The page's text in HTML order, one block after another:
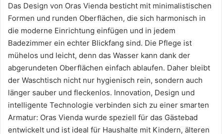
Das Design von Oras Vienda besticht mit minimalistischen
Formen und runden Oberflächen, die sich harmonisch in
die moderne Einrichtung einfügen und in jedem
Badezimmer ein echter Blickfang sind. Die Pflege ist
mühelos und leicht, denn das Wasser kann dank der
abgerundeten Oberflächen einfach ablaufen. Daher bleibt
der Waschtisch nicht nur hygienisch rein, sondern auch
länger sauber und fleckenlos. Innovation, Design und
intelligente Technologie verbinden sich zu einer smarten
Armatur: Oras Vienda wurde speziell für das Gästebad
entwickelt und ist ideal für Haushalte mit Kindern, älteren